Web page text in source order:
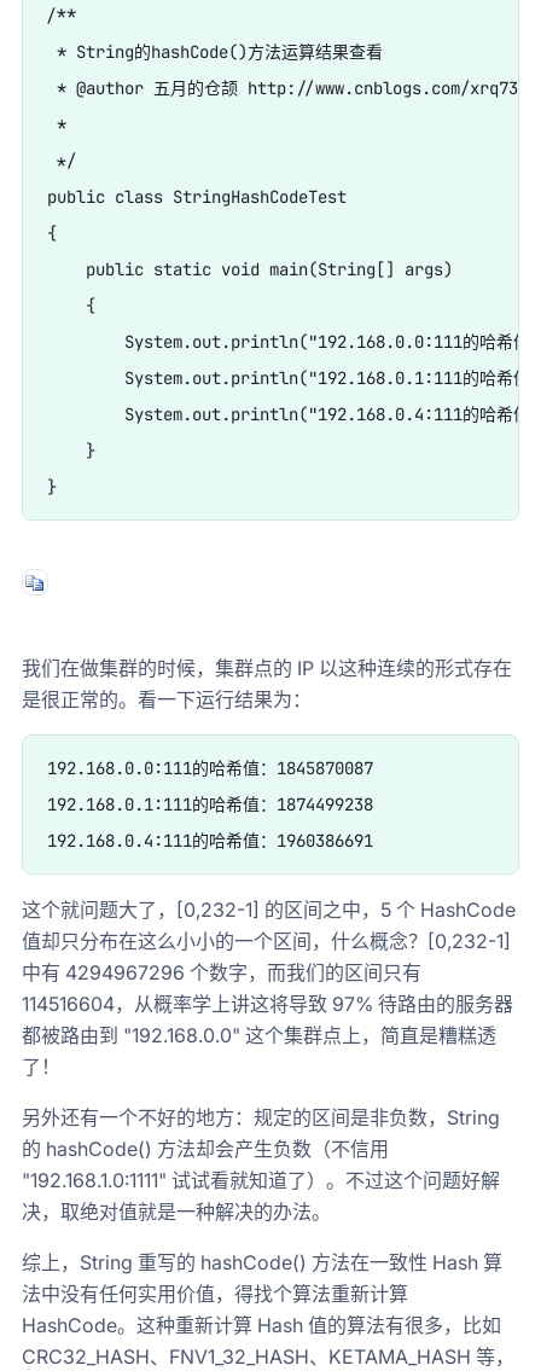
/**
* String的hashCode()方法运算结果查看
* @author 五月的仓颉 http://www.cnblogs.com/xrq730/
*
*/
public class StringHashCodeTest
{
    public static void main(String[] args)
    {
System.out.println("192.168.0.0:111的哈希
System.out.println("192.168.0.1:111的哈希
System.out.println("192.168.0.4:111的哈希
    }
我们在做集群的时候，集群点的 IP 以这种连续的形式存在
是很正常的。看一下运行结果为：
192.168.0.0:111的哈希值：1845870087
192.168.0.1:111的哈希值：1874499238
这个就问题大了，[0,232-1] 的区间之中，5 个 HashCode
值却只分布在这么小小的一个区间，什么概念？[0,232-1]
中有 4294967296 个数字，而我们的区间只有
114516604，从概率学上讲这将导致 97% 待路由的服务器
都被路由到 "192.168.0.0" 这个集群点上，简直是糟糕透
了！
另外还有一个不好的地方：规定的区间是非负数，String
的 hashCode() 方法却会产生负数（不信用
"192.168.1.0:1111" 试试看就知道了）。不过这个问题好解
决，取绝对值就是一种解决的办法。
综上，String 重写的 hashCode() 方法在一致性 Hash 算
法中没有任何实用价值，得找个算法重新计算
HashCode。这种重新计算 Hash 值的算法有很多，比如
CRC32_HASH、FNV1_32_HASH、KETAMA_HASH 等，